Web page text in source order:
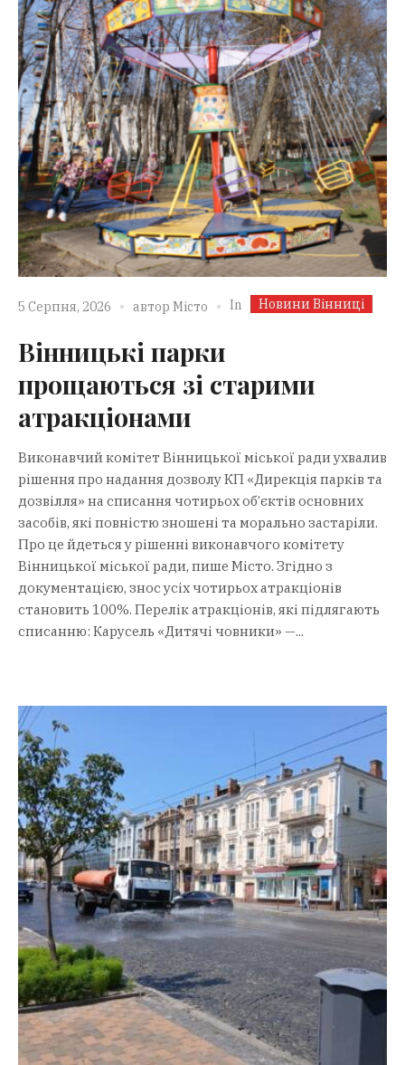
5 Серпня, 2026 автор Місто In Новини Вінниці
Вінницькі парки
прощаються зі старими
атракціонами
Виконавчий комітет Вінницької міської ради ухвалив
рішення про надання дозволу КП «Дирекція парків та
дозвілля» на списання чотирьох об’єктів основних
засобів, які повністю зношені та морально застаріли.
Про це йдеться у рішенні виконавчого комітету
Вінницької міської ради, пише Місто. Згідно з
документацією, знос усіх чотирьох атракціонів
становить 100%. Перелік атракціонів, які підлягають
списанню: Карусель «Дитячі човники» —...